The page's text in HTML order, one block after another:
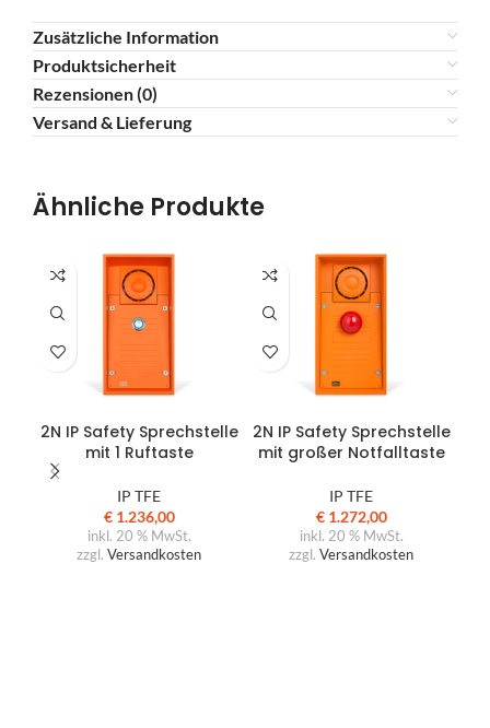
Zusätzliche Information
Produktsicherheit
Rezensionen (0)
Versand & Lieferung
Ähnliche Produkte
2N IP Safety Sprechstelle
mit 1 Ruftaste
IP TFE
€1.236,00
inkl. 20 % MwSt.
zzgl. Versandkosten
2N IP Safety Sprechstelle
mit großer Notfalltaste
IP TFE
€1.272,00
inkl. 20 % MwSt.
zzgl. Versandkosten